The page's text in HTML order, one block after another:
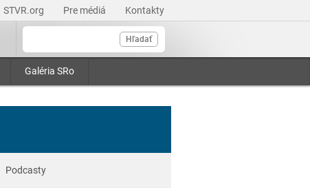
STVR.org Pre médiá Kontakty
Hľadať
Galéria SRo
Podcasty